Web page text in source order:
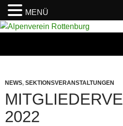
Zum
NEWS, SEKTIONSVERANSTALTUNGEN
2022
MENÜ